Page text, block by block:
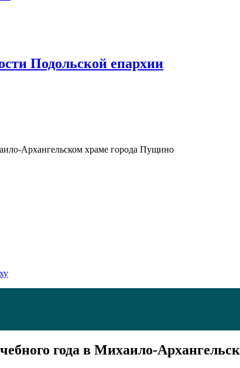
Подольской епархии
Архангельском храме города Пущино
года в Михаило-